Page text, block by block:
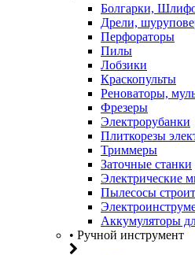
Болгарки,
Дрели,
Перфораторы
Пилы
Лобзики
Краскопульты
Реноваторы,
Фрезеры
Электрорубанки
Плиткорезы
Триммеры
Заточные станки
Электрические
Пылесосы
Аккумуляторы
• Ручной инструмент